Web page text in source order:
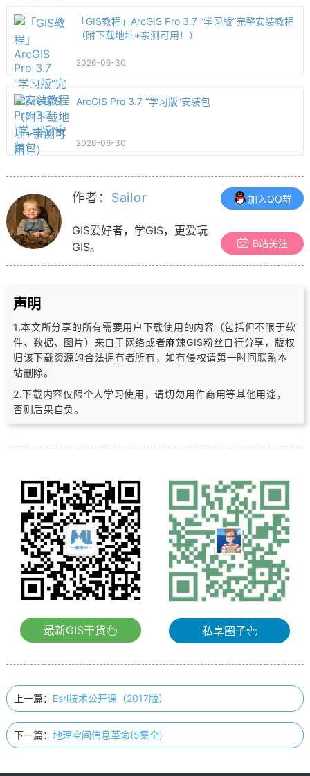
「GIS教程」ArcGIS Pro 3.7 “学习版”完整安装教程
（附下载地址+亲测可用！）
2026-06-30
ArcGIS Pro 3.7 “学习版”安装包
2026-06-30
作者： Sailor
GIS爱好者，学GIS，更爱玩
GIS。
加入QQ群
B站关注
声明
1.本文所分享的所有需要用户下载使用的内容（包括但不限于软
件、数据、图片） 来自于网络或者麻辣GIS粉丝自行分享，版权
归该下载资源的合法拥有者所有，如有侵权请第一时间联系本
站删除。
2.下载内容仅限个人学习使用，请切勿用作商用等其他用途，
否则后果自负。
最新GIS干货 私享圈子
上一篇： Esri技术公开课（2017版）
下一篇： 地理空间信息革命(5集全)